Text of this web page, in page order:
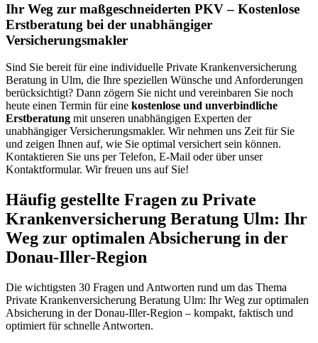
Ihr Weg zur maßgeschneiderten PKV – Kostenlose
Erstberatung bei der unabhängiger
Versicherungsmakler
Sind Sie bereit für eine individuelle Private Krankenversicherung
Beratung in Ulm, die Ihre speziellen Wünsche und Anforderungen
berücksichtigt? Dann zögern Sie nicht und vereinbaren Sie noch
heute einen Termin für eine kostenlose und unverbindliche
Erstberatung mit unseren unabhängigen Experten der
unabhängiger Versicherungsmakler. Wir nehmen uns Zeit für Sie
und zeigen Ihnen auf, wie Sie optimal versichert sein können.
Kontaktieren Sie uns per Telefon, E-Mail oder über unser
Kontaktformular. Wir freuen uns auf Sie!
Häufig gestellte Fragen zu Private
Krankenversicherung Beratung Ulm: Ihr
Weg zur optimalen Absicherung in der
Donau-Iller-Region
Die wichtigsten 30 Fragen und Antworten rund um das Thema
Private Krankenversicherung Beratung Ulm: Ihr Weg zur optimalen
Absicherung in der Donau-Iller-Region – kompakt, faktisch und
optimiert für schnelle Antworten.